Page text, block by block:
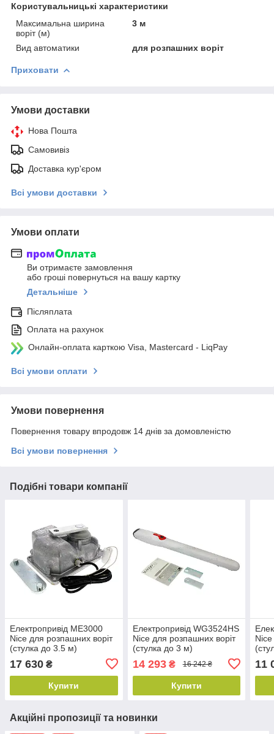
Користувальницькі характеристики
Максимальна ширина
воріт (м)
3 м
Вид автоматики для розпашних воріт
Приховати
Умови доставки
Нова Пошта
Самовивіз
Доставка кур'єром
Всі умови доставки
Умови оплати
Ви отримаєте замовлення
або гроші повернуться на вашу картку
Детальніше
Післяплата
Оплата на рахунок
Онлайн-оплата карткою Visa, Mastercard - LiqPay
Всі умови оплати
Умови повернення
Повернення товару впродовж 14 днів за домовленістю
Всі умови повернення
Подібні товари компанії
Електропривід ME3000
Nice для розпашних воріт
(стулка до 3.5 м)
17 630 ₴
Купити
Електропривід WG3524HS
Nice для розпашних воріт
(стулка до 3 м)
14 293₴ 16 242 ₴
Купити
11
Акційні пропозиції та новинки